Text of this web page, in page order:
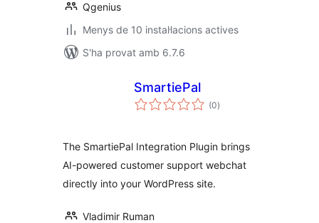
Qgenius
Menys de 10 instal·lacions actives
S'ha provat amb 6.7.6
SmartiePal
(0puntuacions
totals
)
The SmartiePal Integration Plugin brings
AI-powered customer support webchat
directly into your WordPress site.
Vladimir Ruman